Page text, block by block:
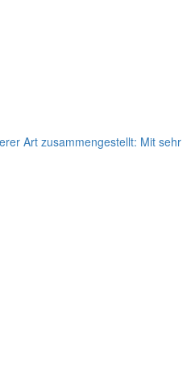
Art zusammengestellt: Mit sehr